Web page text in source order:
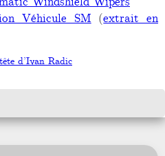
Véhicule SM (extrait en
d’Ivan Radic